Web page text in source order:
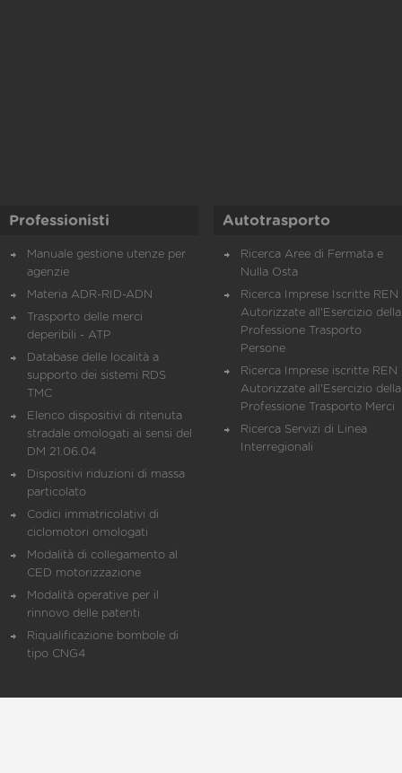
Professionisti
Manuale gestione utenze per
agenzie
Materia ADR-RID-ADN
Trasporto delle merci
deperibili - ATP
Database delle località a
supporto dei sistemi RDS
TMC
Elenco dispositivi di ritenuta
stradale omologati ai sensi del
DM 21.06.04
Dispositivi riduzioni di massa
particolato
Codici immatricolativi di
ciclomotori omologati
Modalità di collegamento al
CED motorizzazione
Modalità operative per il
rinnovo delle patenti
Riqualificazione bombole di
tipo CNG4
Autotrasporto
Ricerca Aree di Fermata e
Nulla Osta
Ricerca Imprese Iscritte REN
Autorizzate all'Esercizio della
Professione Trasporto
Persone
Ricerca Imprese iscritte REN
Autorizzate all'Esercizio della
Professione Trasporto Merci
Ricerca Servizi di Linea
Interregionali